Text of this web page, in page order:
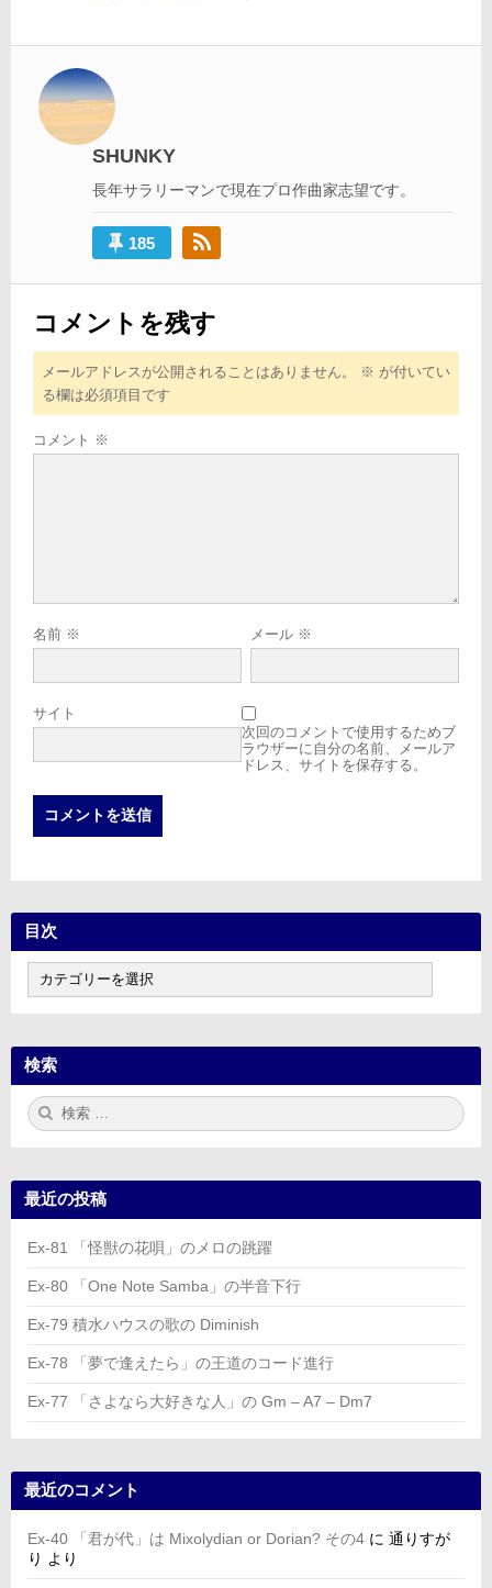
ビ
ゲ
ー
シ
SHUNKY
長年サラリーマンで現在プロ作曲家志望です。
185
コメントを残す
メールアドレスが公開されることはありません。 ※ が付いてい
る欄は必須項目です
コメント ※
名前 ※ メール ※
サイト
次回のコメントで使用するためブ
ラウザーに自分の名前、メールア
ドレス、サイトを保存する。
目次
次
検索
検
索:
最近の投稿
Ex-81 「怪獣の花唄」のメロの跳躍
Ex-80 「One Note Samba」の半音下行
Ex-79 積水ハウスの歌の Diminish
Ex-78 「夢で逢えたら」の王道のコード進行
Ex-77 「さよなら大好きな人」の Gm – A7 – Dm7
最近のコメント
Ex-40 「君が代」は Mixolydian or Dorian? その4 に 通りすが
り より